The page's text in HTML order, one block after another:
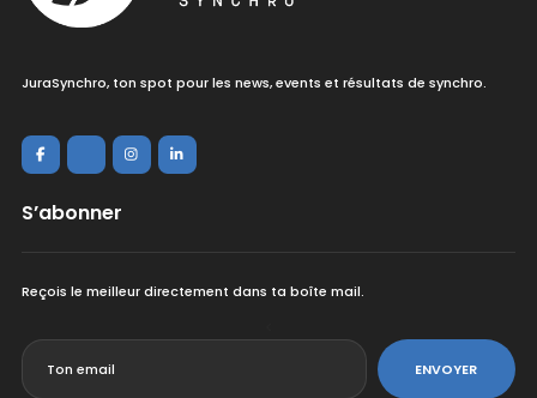
JuraSynchro, ton spot pour les news, events et résultats de synchro.
S’abonner
Reçois le meilleur directement dans ta boîte mail.
ENVOYER